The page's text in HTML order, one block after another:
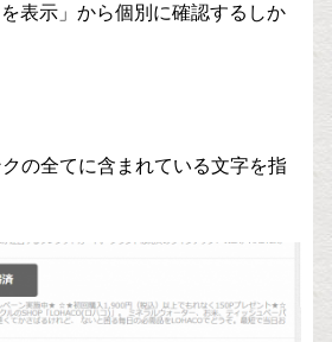
表示」から個別に確認するしか
の全てに含まれている文字を指